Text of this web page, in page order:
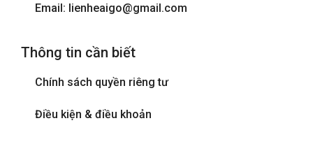
Email: lienheaigo@gmail.com
Thông tin cần biết
Chính sách quyền riêng tư
Điều kiện & điều khoản